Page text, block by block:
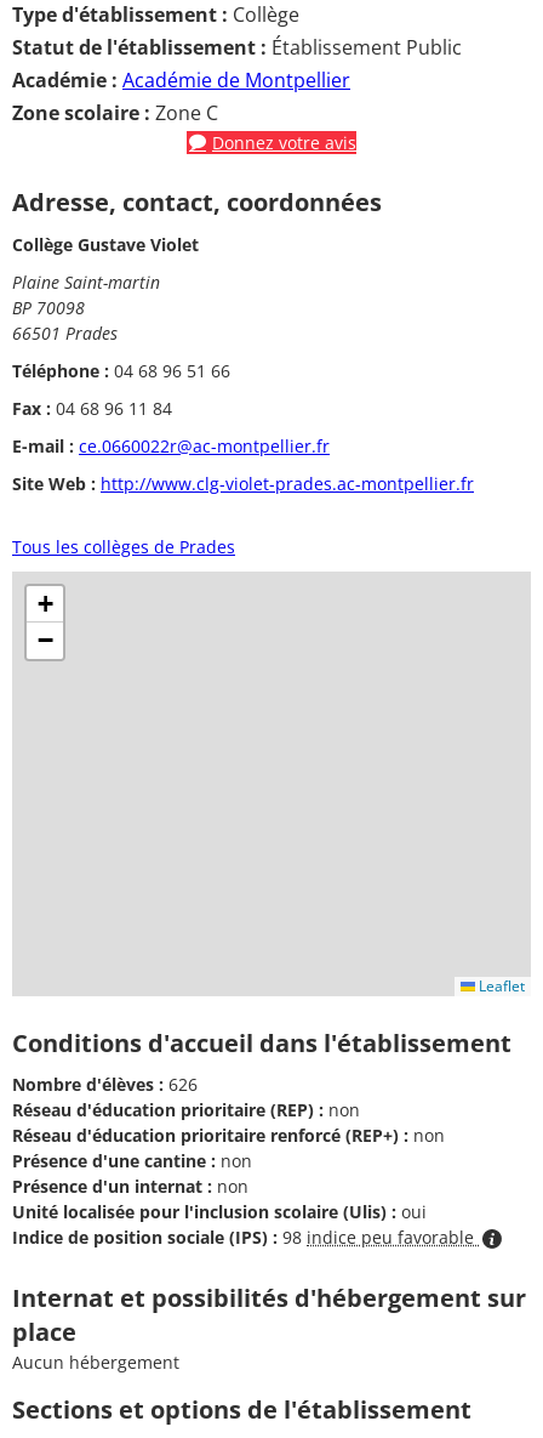
Type d'établissement : Collège
Statut de l'établissement : Établissement Public
Académie : Académie de Montpellier
Zone scolaire : Zone C
Donnez votre avis
Adresse, contact, coordonnées
Collège Gustave Violet
Plaine Saint-martin
BP 70098
66501 Prades
Téléphone : 04 68 96 51 66
Fax : 04 68 96 11 84
E-mail : ce.0660022r@ac-montpellier.fr
Site Web : http://www.clg-violet-prades.ac-montpellier.fr
Tous les collèges de Prades
+
−
Leaflet
Conditions d'accueil dans l'établissement
Nombre d'élèves : 626
Réseau d'éducation prioritaire (REP) : non
Réseau d'éducation prioritaire renforcé (REP+) : non
Présence d'une cantine : non
Présence d'un internat : non
Unité localisée pour l'inclusion scolaire (Ulis) : oui
Indice de position sociale (IPS) : 98 indice peu favorable
Internat et possibilités d'hébergement sur
place
Aucun hébergement
Sections et options de l'établissement